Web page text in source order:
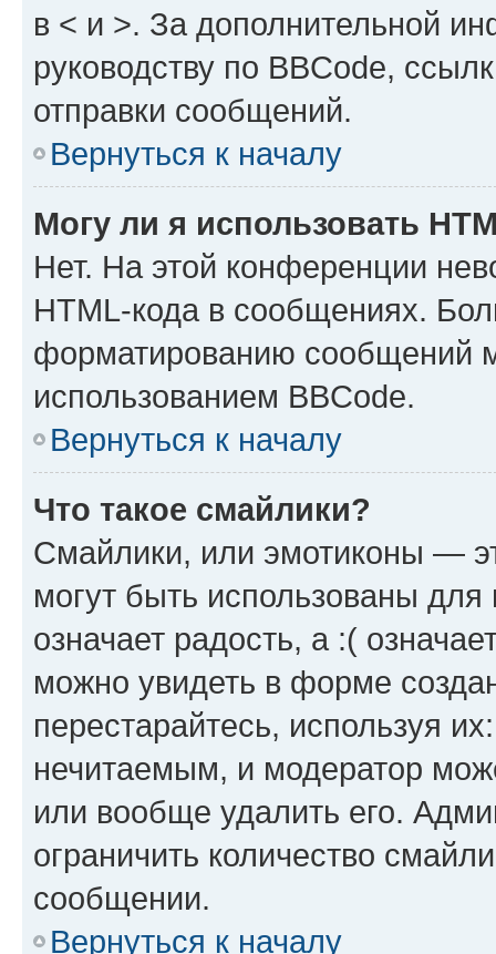
в < и >. За дополнительной
руководству по BBCode,
отправки сообщений.
Вернуться к началу
Могу ли я использовать
Нет. На этой конференции
HTML-кода в сообщениях.
форматированию сообщений
использованием BBCode.
Вернуться к началу
Что такое смайлики?
Смайлики, или эмотиконы —
могут быть использованы
означает радость, а :(
можно увидеть в форме
перестарайтесь, используя
нечитаемым, и модератор
или вообще удалить его.
ограничить количество
сообщении.
Вернуться к началу